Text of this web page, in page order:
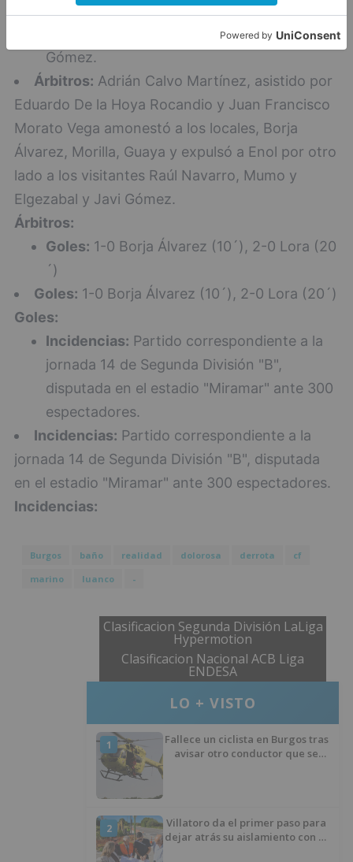
expulsó a Enol por otro lado a los visitantes
Raúl Navarro, Mumo y Elgezabal y Javi
Gómez.
Árbitros: Adrián Calvo Martínez, asistido por
Eduardo De la Hoya Rocandio y Juan Francisco
Morato Vega amonestó a los locales, Borja
Álvarez, Morilla, Guaya y expulsó a Enol por otro
lado a los visitantes Raúl Navarro, Mumo y
Elgezabal y Javi Gómez.
Árbitros:
Goles: 1-0 Borja Álvarez (10´), 2-0 Lora (20
´)
Goles: 1-0 Borja Álvarez (10´), 2-0 Lora (20´)
Goles:
Incidencias: Partido correspondiente a la
jornada 14 de Segunda División "B",
disputada en el estadio "Miramar" ante 300
espectadores.
Incidencias: Partido correspondiente a la
jornada 14 de Segunda División "B", disputada
en el estadio "Miramar" ante 300 espectadores.
Incidencias:
Burgos baño realidad dolorosa derrota
cf
marino
luanco -
Clasificacion Segunda División LaLiga
Hypermotion
Clasificacion Nacional ACB Liga
ENDESA
LO + VISTO
1
Fallece un ciclista en Burgos tras
avisar otro conductor que se
2
Villatoro da el primer paso para
dejar atrás su aislamiento con el